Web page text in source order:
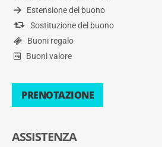
Estensione del buono
Sostituzione del buono
Buoni regalo
Buoni valore
PRENOTAZIONE
ASSISTENZA